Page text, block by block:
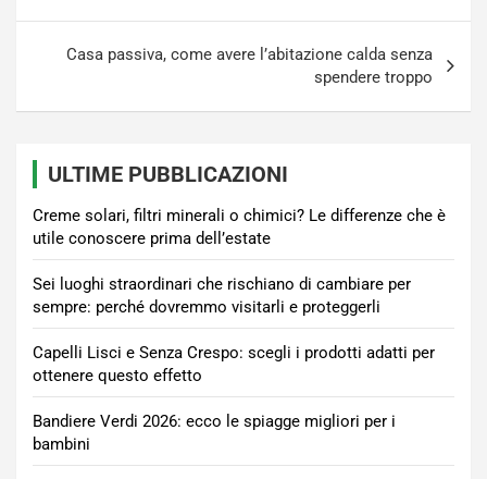
Casa passiva, come avere l’abitazione calda senza
spendere troppo
ULTIME PUBBLICAZIONI
Creme solari, filtri minerali o chimici? Le differenze che è
utile conoscere prima dell’estate
Sei luoghi straordinari che rischiano di cambiare per
sempre: perché dovremmo visitarli e proteggerli
Capelli Lisci e Senza Crespo: scegli i prodotti adatti per
ottenere questo effetto
Bandiere Verdi 2026: ecco le spiagge migliori per i
bambini